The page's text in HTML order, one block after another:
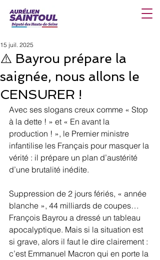
⚠️ Bayrou prépare la
saignée, nous allons le
CENSURER !
15 juil. 2025
Avec ses slogans creux comme « Stop
à la dette ! » et « En avant la
production ! », le Premier ministre
infantilise les Français pour masquer la
vérité : il prépare un plan d’austérité
d’une brutalité inédite.
Suppression de 2 jours fériés, « année
blanche », 44 milliards de coupes…
François Bayrou a dressé un tableau
apocalyptique. Mais si la situation est
si grave, alors il faut le dire clairement :
c’est Emmanuel Macron qui en porte la